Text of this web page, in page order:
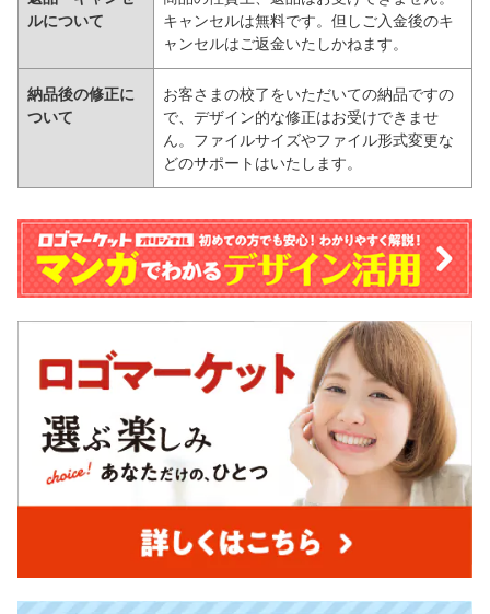
ルについて
キャンセルは無料です。但しご入金後のキ
ャンセルはご返金いたしかねます。
納品後の修正に
ついて
お客さまの校了をいただいての納品ですの
で、デザイン的な修正はお受けできませ
ん。ファイルサイズやファイル形式変更な
どのサポートはいたします。